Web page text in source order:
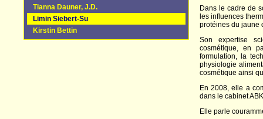
Tianna Dauner, J.D.
Limin Siebert-Su
Kirstin Bettin
Dans le cadre de
les influences
protéines du jaune
Son expertise
cosmétique, en
formulation, la
physiologie
cosmétique ainsi
En 2008, elle a
dans le cabinet
Elle parle